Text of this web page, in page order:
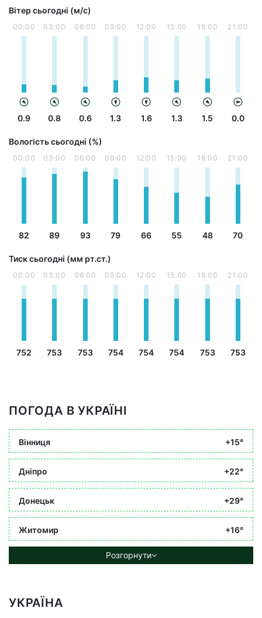
Вітер сьогодні (м/с)
00:00
0.9
03:00
0.8
06:00
0.6
09:00
1.3
12:00
1.6
15:00
1.3
18:00
1.5
21:00
0.0
Вологість сьогодні (%)
00:00
82
03:00
89
06:00
93
09:00
79
12:00
66
15:00
55
18:00
48
21:00
70
Тиск сьогодні (мм рт.ст.)
00:00
752
03:00
753
06:00
753
09:00
754
12:00
754
15:00
754
18:00
753
21:00
753
ПОГОДА В УКРАЇНІ
Вінниця +15°
Дніпро +22°
Донецьк +29°
Житомир +16°
Розгорнути
УКРАЇНА